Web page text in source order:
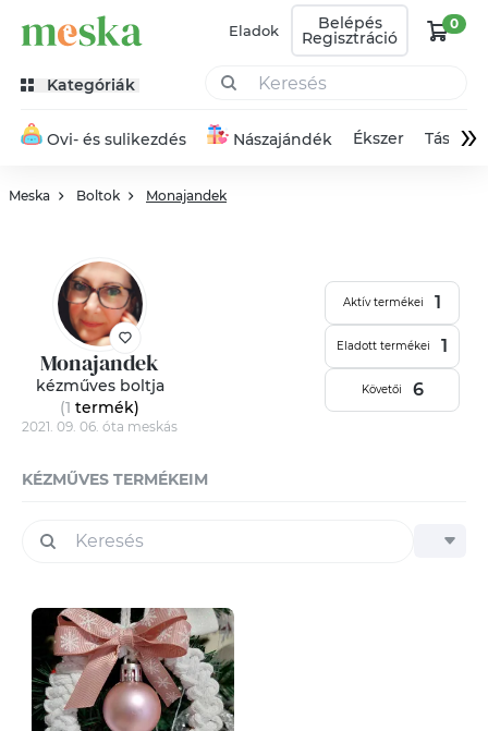
Eladok Belépés
Regisztráció
0
Kategóriák
Ovi- és sulikezdés Nászajándék Ékszer Táska»
Meska Boltok Monajandek
Monajandek
kézműves boltja
(1 termék)
2021. 09. 06. óta meskás
Aktív termékei 1
Eladott termékei 1
Követői 6
KÉZMŰVES TERMÉKEIM